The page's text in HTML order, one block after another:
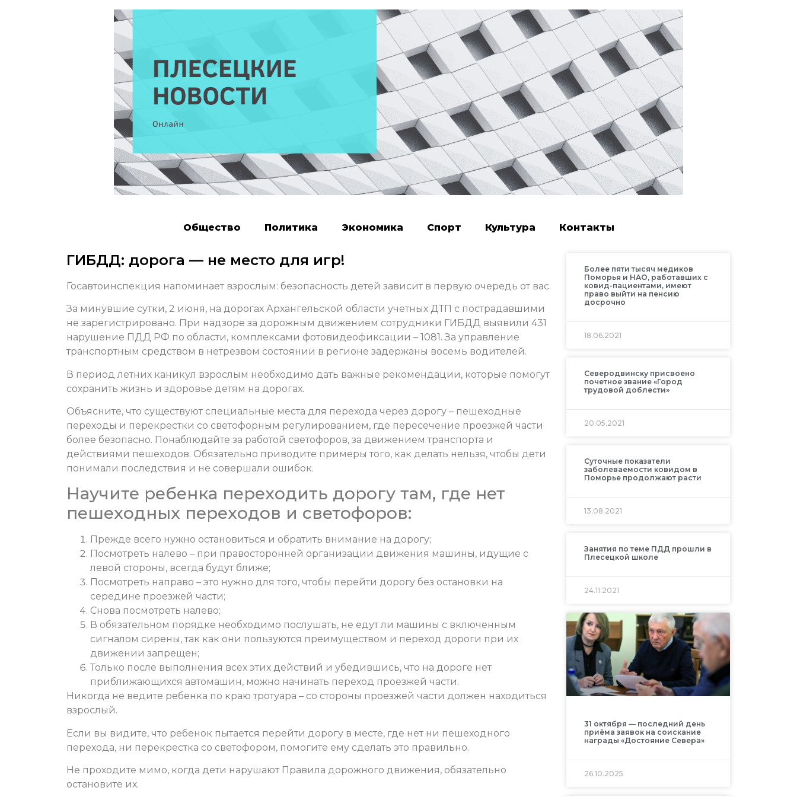
Общество Политика Экономика Спорт Культура Контакты
ГИБДД: дорога — не место для игр!
Госавтоинспекция напоминает взрослым: безопасность детей зависит в первую очередь от вас.
За минувшие сутки, 2 июня, на дорогах Архангельской области учетных ДТП с пострадавшими
не зарегистрировано. При надзоре за дорожным движением сотрудники ГИБДД выявили 431
нарушение ПДД РФ по области, комплексами фотовидеофиксации – 1081. За управление
транспортным средством в нетрезвом состоянии в регионе задержаны восемь водителей.
В период летних каникул взрослым необходимо дать важные рекомендации, которые помогут
сохранить жизнь и здоровье детям на дорогах.
Объясните, что существуют специальные места для перехода через дорогу – пешеходные
переходы и перекрестки со светофорным регулированием, где пересечение проезжей части
более безопасно. Понаблюдайте за работой светофоров, за движением транспорта и
действиями пешеходов. Обязательно приводите примеры того, как делать нельзя, чтобы дети
понимали последствия и не совершали ошибок.
Научите ребенка переходить дорогу там, где нет
пешеходных переходов и светофоров:
Прежде всего нужно остановиться и обратить внимание на дорогу;
Посмотреть налево – при правосторонней организации движения машины, идущие с
левой стороны, всегда будут ближе;
Посмотреть направо – это нужно для того, чтобы перейти дорогу без остановки на
середине проезжей части;
Снова посмотреть налево;
В обязательном порядке необходимо послушать, не едут ли машины с включенным
сигналом сирены, так как они пользуются преимуществом и переход дороги при их
движении запрещен;
Только после выполнения всех этих действий и убедившись, что на дороге нет
приближающихся автомашин, можно начинать переход проезжей части.
Никогда не ведите ребенка по краю тротуара – со стороны проезжей части должен находиться
взрослый.
Если вы видите, что ребенок пытается перейти дорогу в месте, где нет ни пешеходного
перехода, ни перекрестка со светофором, помогите ему сделать это правильно.
Не проходите мимо, когда дети нарушают Правила дорожного движения, обязательно
остановите их.
Более пяти тысяч медиков
Поморья и НАО, работавших с
ковид-пациентами, имеют
право выйти на пенсию
досрочно
18.06.2021
Северодвинску присвоено
почетное звание «Город
трудовой доблести»
20.05.2021
Суточные показатели
заболеваемости ковидом в
Поморье продолжают расти
13.08.2021
Занятия по теме ПДД прошли в
Плесецкой школе
24.11.2021
31 октября — последний день
приёма заявок на соискание
награды «Достояние Севера»
26.10.2025